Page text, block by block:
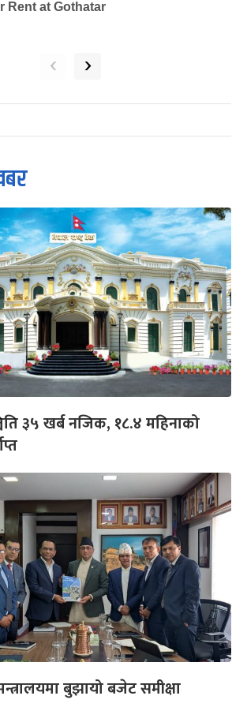
Rent at Gothatar
‹ ›
३५ खर्ब नजिक, १८.४ महिनाको
बुझायो बजेट समीक्षा